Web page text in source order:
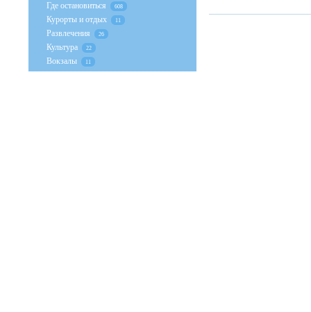
Где остановиться 608
Курорты и отдых 11
Развлечения 26
Культура 22
Вокзалы 11